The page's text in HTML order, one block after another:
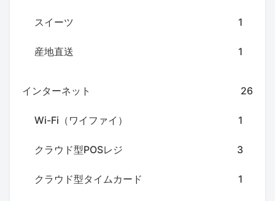
スイーツ 1
産地直送 1
インターネット 26
Wi-Fi（ワイファイ） 1
クラウド型POSレジ 3
クラウド型タイムカード 1